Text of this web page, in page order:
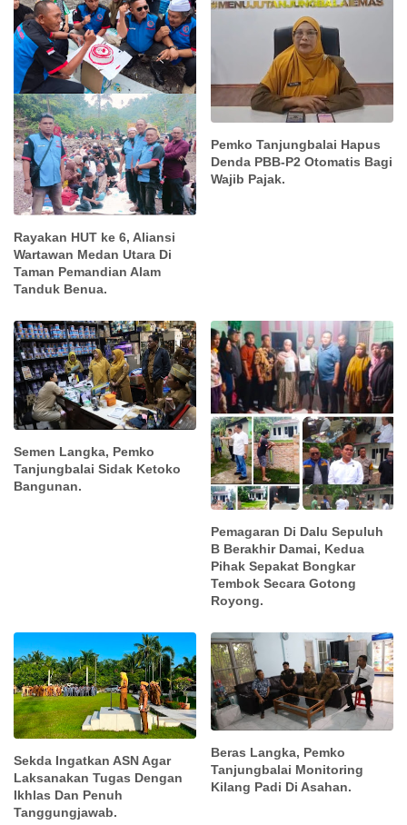
Rayakan HUT ke 6, Aliansi
Wartawan Medan Utara Di
Taman Pemandian Alam
Tanduk Benua.
Pemko Tanjungbalai Hapus
Denda PBB-P2 Otomatis Bagi
Wajib Pajak.
Semen Langka, Pemko
Tanjungbalai Sidak Ketoko
Bangunan.
Pemagaran Di Dalu Sepuluh
B Berakhir Damai, Kedua
Pihak Sepakat Bongkar
Tembok Secara Gotong
Royong.
Sekda Ingatkan ASN Agar
Laksanakan Tugas Dengan
Ikhlas Dan Penuh
Tanggungjawab.
Beras Langka, Pemko
Tanjungbalai Monitoring
Kilang Padi Di Asahan.